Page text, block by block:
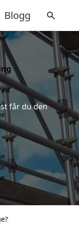
Blogg
får du den